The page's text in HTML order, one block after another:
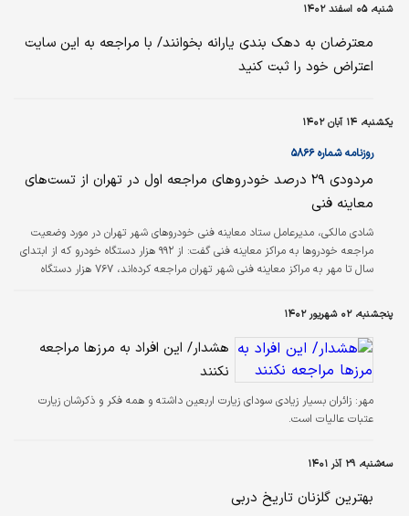
شنبه، ۰۵ اسفند ۱۴۰۲
معترضان به دهک بندی یارانه بخوانند/ با مراجعه به این سایت
اعتراض خود را ثبت کنید
یکشنبه، ۱۴ آبان ۱۴۰۲
روزنامه شماره ۵۸۶۶
مردودی ۲۹ درصد خودروهای مراجعه اول در تهران از تست‌‌‌های
معاینه فنی
شادی مالکی‌، مدیرعامل ستاد معاینه فنی خودروهای شهر تهران در مورد وضعیت
مراجعه خودروها به مراکز معاینه فنی گفت: از ۹۹۲ هزار دستگاه خودرو که از ابتدای
سال تا مهر به مراکز معاینه فنی شهر تهران مراجعه کرده‌‌‌اند، ۷۶۷ هزار دستگاه
خودرو مراجعه‌کننده به مراکز معاینه فنی شهر تهران شناسایی و در نهایت جهت اخذ
معاینه فنی توسط راکبین آن رفع ایراد شده است.…
پنجشنبه، ۰۲ شهریور ۱۴۰۲
هشدار/ این افراد به مرزها مراجعه
نکنند
مهر: زائران بسیار زیادی سودای زیارت اربعین داشته و همه فکر و ذکرشان زیارت
عتبات عالیات است.
سه‌شنبه، ۲۹ آذر ۱۴۰۱
بهترین گلزنان تاریخ دربی